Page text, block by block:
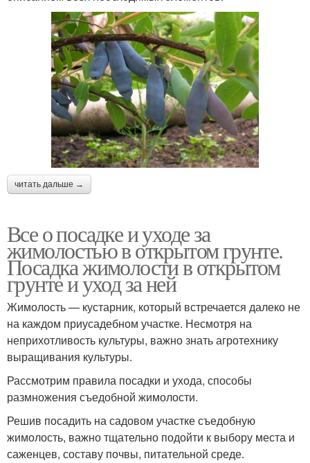
читать дальше →
Все о посадке и уходе за
жимолостью в открытом грунте.
Посадка жимолости в открытом
грунте и уход за ней
Жимолость — кустарник, который встречается далеко не
на каждом приусадебном участке. Несмотря на
неприхотливость культуры, важно знать агротехнику
выращивания культуры.
Рассмотрим правила посадки и ухода, способы
размножения съедобной жимолости.
Решив посадить на садовом участке съедобную
жимолость, важно тщательно подойти к выбору места и
саженцев, составу почвы, питательной среде.